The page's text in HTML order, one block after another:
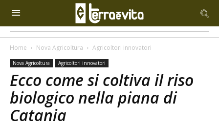
Home Nova Agricoltura Agricoltori innovatori
Nova Agricoltura Agricoltori innovatori
Ecco come si coltiva il riso
biologico nella piana di
Catania